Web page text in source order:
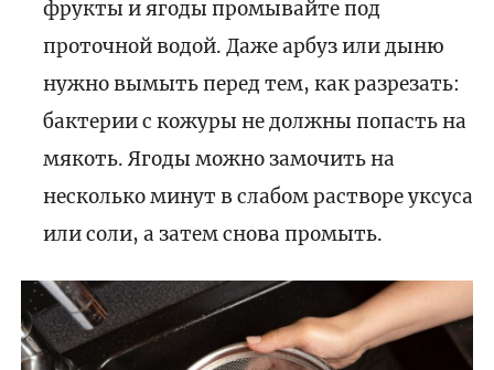
фрукты и ягоды промывайте под
проточной водой. Даже арбуз или дыню
нужно вымыть перед тем, как разрезать:
бактерии с кожуры не должны попасть на
мякоть. Ягоды можно замочить на
несколько минут в слабом растворе уксуса
или соли, а затем снова промыть.